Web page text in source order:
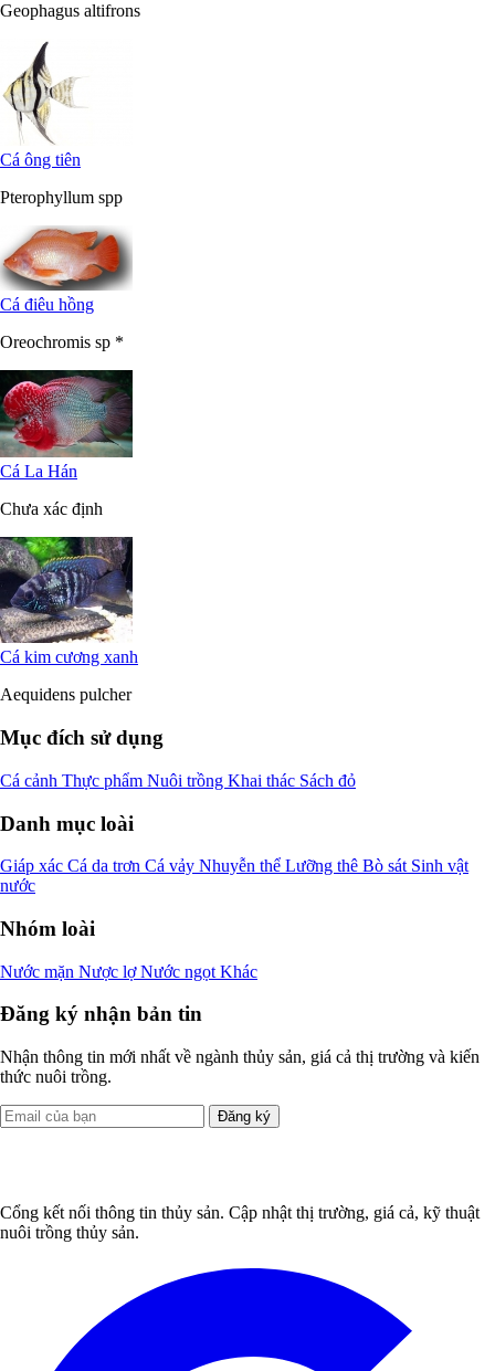
Geophagus altifrons
Cá ông tiên
Pterophyllum spp
Cá điêu hồng
Oreochromis sp *
Cá La Hán
Chưa xác định
Cá kim cương xanh
Aequidens pulcher
Mục đích sử dụng
Cá cảnh Thực phẩm Nuôi trồng Khai thác Sách đỏ
Danh mục loài
Giáp xác Cá da trơn Cá vảy Nhuyễn thể Lưỡng thê Bò sát Sinh vật
nước
Nhóm loài
Nước mặn Nược lợNước ngọt Khác
Đăng ký nhận bản tin
Nhận thông tin mới nhất về ngành thủy sản, giá cả thị trường và kiến
thức nuôi trồng.
Đăng ký
Cổng kết nối thông tin thủy sản. Cập nhật thị trường, giá cả, kỹ thuật
nuôi trồng thủy sản.